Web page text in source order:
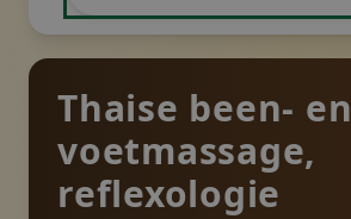
Thaise been- en
voetmassage,
reflexologie